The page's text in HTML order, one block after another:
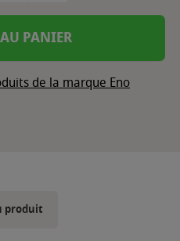
PANIER
de la marque Eno
produit